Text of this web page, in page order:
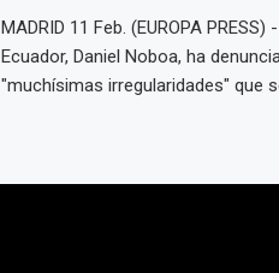
MADRID 11 Feb. (EUROPA
Ecuador, Daniel Noboa, ha
"muchísimas irregularidades" que